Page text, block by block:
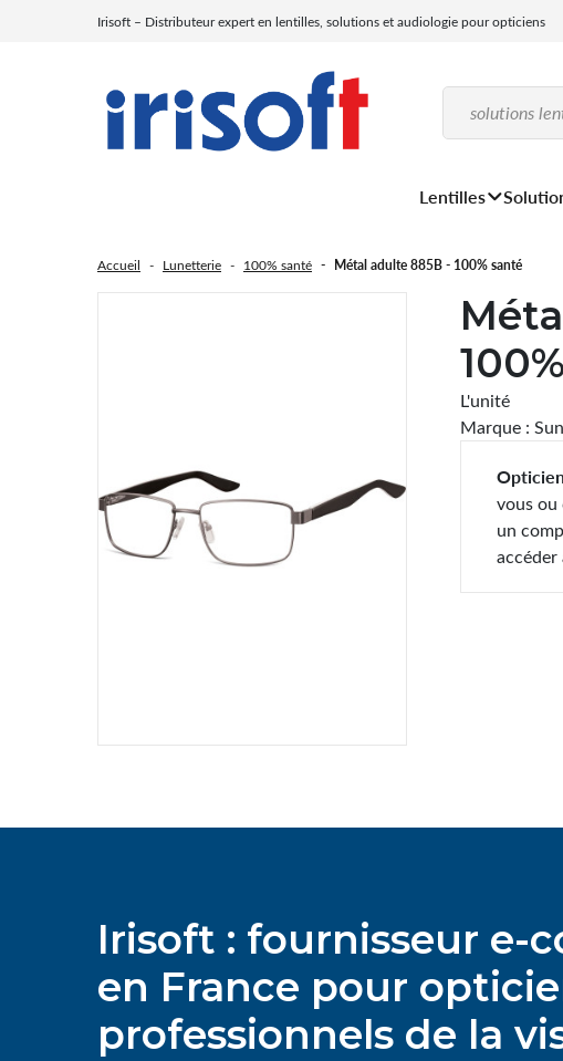
Irisoft – Distributeur expert en lentilles, solutions et audiologie pour opticiens
Lentilles
Accueil Lunetterie 100% santé Métal adulte 885B - 100% santé
L'unité
Marque :
vous ou
un
Irisoft : fournisseur e-
en France pour
professionnels de la